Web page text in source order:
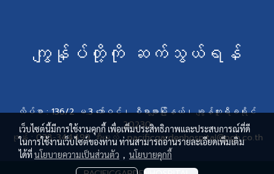
ကျွန်ုပ်တို့ကို ဆက်သွယ်ရန်
လိပ်စာ : 136/2 မ.3 ဘော်ဝင်၊ စီရာချာမြို့နယ်၊ ချွန်ဘူရီခရိုင်
20230
ဖုန်း : 038-344499 အီးမေးလ် : pacificgardenhospital@pgh.co.th
เว็บไซต์นี้มีการใช้งานคุกกี้ เพื่อเพิ่มประสิทธิภาพและประสบการณ์ที่ดี
ในการใช้งานเว็บไซต์ของท่าน ท่านสามารถอ่านรายละเอียดเพิ่มเติม
ได้ที่นโยบายความเป็นส่วนตัว , นโยบายคุกกี้